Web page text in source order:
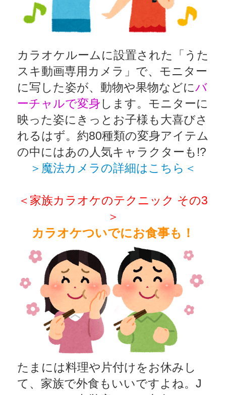
カラオケルームに設置された「うた
スキ動画専用カメラ」で、モニター
に写した姿が、動物や果物などにバ
ーチャルで変身 します。モニターに
映った姿にきっとお子様も大喜びさ
れるはず。約80種類の変身アイテム
の中にはあの人気キャラクターも!?
＞魔法カメラの詳細はこちら＜
＜家族カラオケのテクニック その3
＞
カラオケついでにお食事も！
たまには料理や片付けをお休みし
て、家族で外食もいいですよね。J